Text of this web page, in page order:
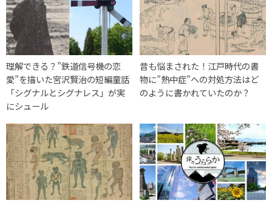
理解できる？”鉄道信号機の恋
愛”を描いた宮沢賢治の短編童話
「シグナルとシグナレス」が実
にシュール
昔も悩まされた！江戸時代の書
物に”熱中症”への対処方法はど
のように書かれていたのか？